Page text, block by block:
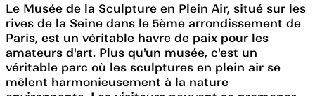
Le Musée de la Sculpture en Plein Air, situé sur les
rives de la Seine dans le 5ème arrondissement de
Paris, est un véritable havre de paix pour les
amateurs d'art. Plus qu'un musée, c'est un
véritable parc où les sculptures en plein air se
mêlent harmonieusement à la nature